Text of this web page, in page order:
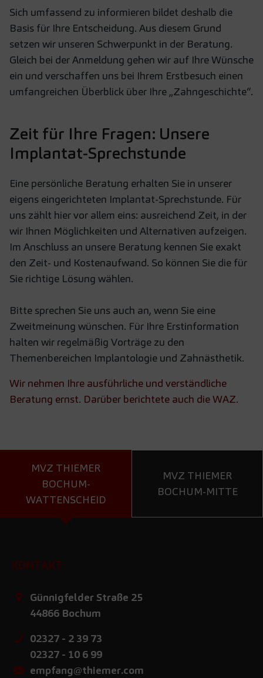
Sich umfassend zu informieren bildet deshalb die
Basis für Ihre Entscheidung. Aus diesem Grund
setzen wir unseren Schwerpunkt in der Beratung.
Gleich bei der Anmeldung gehen wir auf Ihre Wünsche
ein und verschaffen uns bei Ihrem Erstbesuch einen
umfangreichen Überblick über Ihre „Zahngeschichte“.
Zeit für Ihre Fragen: Unsere
Implantat-Sprechstunde
Eine persönliche Beratung erhalten Sie in unserer
eigens eingerichteten Implantat-Sprechstunde. Für
uns zählt hier vor allem eins: ausreichend Zeit, in der
wir Ihnen Möglichkeiten und Alternativen aufzeigen.
Im Anschluss an unsere Beratung kennen Sie exakt
den Zeit- und Kostenaufwand. So können Sie die für
Sie richtige Lösung wählen.
Bitte sprechen Sie uns auch an, wenn Sie eine
Zweitmeinung wünschen. Für Ihre Erstinformation
halten wir regelmäßig Vorträge zu den
Themenbereichen Implantologie und Zahnästhetik.
Wir nehmen Ihre ausführliche und verständliche
Beratung ernst. Darüber berichtete auch die WAZ.
MVZ THIEMER
BOCHUM-
WATTENSCHEID
MVZ THIEMER
BOCHUM-MITTE
KONTAKT
Günnigfelder Straße 25
44866 Bochum
02327 - 2 39 73
02327 - 10 6 99
empfang@thiemer.com